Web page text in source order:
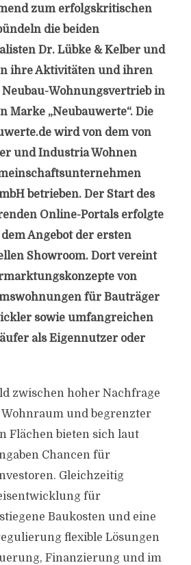
zum erfolgskritischen
die beiden
Dr. Lübke & Kelber und
ihre Aktivitäten und ihren
Wohnungsvertrieb in
Marke „Neubauwerte“. Die
wird von dem von
und Industria Wohnen
betrieben. Der Start des
Online-Portals erfolgte
Angebot der ersten
Showroom. Dort vereint
von
für Bauträger
sowie umfangreichen
als Eigennutzer oder
zwischen hoher Nachfrage
und begrenzter
Flächen bieten sich laut
Chancen für
Gleichzeitig
für
Baukosten und eine
flexible Lösungen
Finanzierung und im